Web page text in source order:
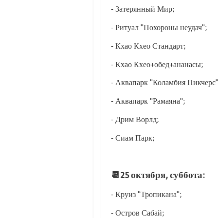
- Затерянный Мир;
- Ритуал "Похороны неудач";
- Кхао Кхео Стандарт;
- Кхао Кхео+обед+ананасы;
- Аквапарк "Коламбия
- Аквапарк "Рамаяна";
- Дрим Ворлд;
- Сиам Парк;
📆25 октября, суббота:
- Круиз "Тропикана";
- Остров Сабай;